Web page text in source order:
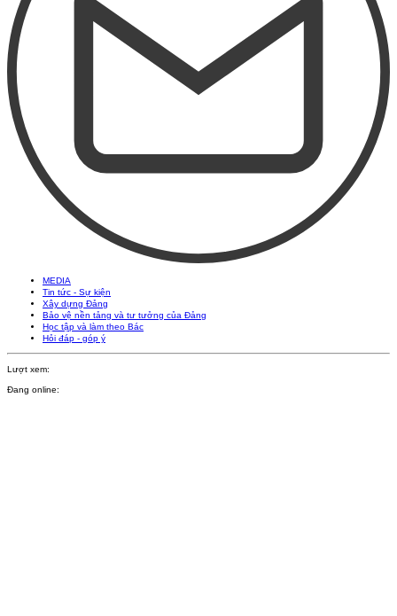
MEDIA
Tin tức - Sự kiện
Xây dựng Đảng
Bảo vệ nền tảng và tư tưởng của Đảng
Học tập và làm theo Bác
Hỏi đáp - góp ý
Lượt xem:
Đang online: